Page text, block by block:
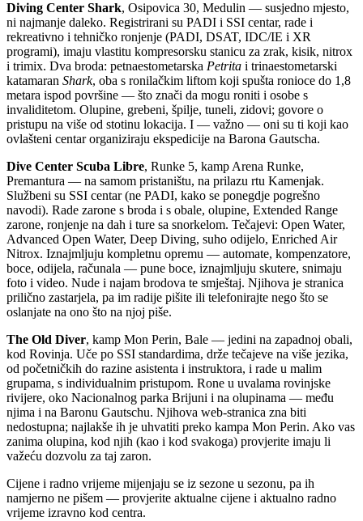
Diving Center Shark, Osipovica 30, Medulin — susjedno mjesto,
ni najmanje daleko. Registrirani su PADI i SSI centar, rade i
rekreativno i tehničko ronjenje (PADI, DSAT, IDC/IE i XR
programi), imaju vlastitu kompresorsku stanicu za zrak, kisik, nitrox
i trimix. Dva broda: petnaestometarska Petrita i trinaestometarski
katamaran Shark, oba s ronilačkim liftom koji spušta ronioce do 1,8
metara ispod površine — što znači da mogu roniti i osobe s
invaliditetom. Olupine, grebeni, špilje, tuneli, zidovi; govore o
pristupu na više od stotinu lokacija. I — važno — oni su ti koji kao
ovlašteni centar organiziraju ekspedicije na Barona Gautscha.
Dive Center Scuba Libre, Runke 5, kamp Arena Runke,
Premantura — na samom pristaništu, na prilazu rtu Kamenjak.
Službeni su SSI centar (ne PADI, kako se ponegdje pogrešno
navodi). Rade zarone s broda i s obale, olupine, Extended Range
zarone, ronjenje na dah i ture sa snorkelom. Tečajevi: Open Water,
Advanced Open Water, Deep Diving, suho odijelo, Enriched Air
Nitrox. Iznajmljuju kompletnu opremu — automate, kompenzatore,
boce, odijela, računala — pune boce, iznajmljuju skutere, snimaju
foto i video. Nude i najam brodova te smještaj. Njihova je stranica
prilično zastarjela, pa im radije pišite ili telefonirajte nego što se
oslanjate na ono što na njoj piše.
The Old Diver, kamp Mon Perin, Bale — jedini na zapadnoj obali,
kod Rovinja. Uče po SSI standardima, drže tečajeve na više jezika,
od početničkih do razine asistenta i instruktora, i rade u malim
grupama, s individualnim pristupom. Rone u uvalama rovinjske
rivijere, oko Nacionalnog parka Brijuni i na olupinama — među
njima i na Baronu Gautschu. Njihova web-stranica zna biti
nedostupna; najlakše ih je uhvatiti preko kampa Mon Perin. Ako vas
zanima olupina, kod njih (kao i kod svakoga) provjerite imaju li
važeću dozvolu za taj zaron.
Cijene i radno vrijeme mijenjaju se iz sezone u sezonu, pa ih
namjerno ne pišem — provjerite aktualne cijene i aktualno radno
vrijeme izravno kod centra.